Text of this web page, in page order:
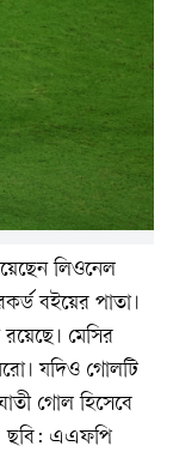
লিওনেল
বইয়ের পাতা।
মেসির
যদিও গোলটি
গোল হিসেবে
ছবি: এএফপি